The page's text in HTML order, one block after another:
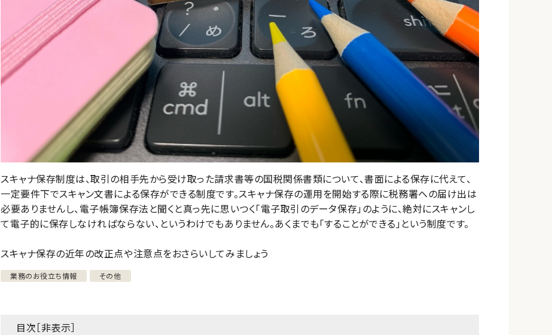
スキャナ保存制度は、取引の相手先から受け取った請求書等の国税関係書類について、書面による保存に代えて、
一定要件下でスキャン文書による保存ができる制度です。スキャナ保存の運用を開始する際に税務署への届け出は
必要ありませんし、電子帳簿保存法と聞くと真っ先に思いつく「電子取引のデータ保存」のように、絶対にスキャンし
て電子的に保存しなければならない、というわけでもありません。あくまでも「することができる」という制度です。
スキャナ保存の近年の改正点や注意点をおさらいしてみましょう
業務のお役立ち情報 その他
目次［非表示］